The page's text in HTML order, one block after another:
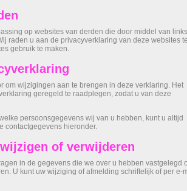
op websites van derden die door middel van
raden u aan de privacyverklaring van deze websites te
gebruik te maken.
om wijzigingen aan te brengen in deze verklaring. Het
geregeld te raadplegen, zodat u van deze
persoonsgegevens wij van u hebben, kunt u altijd
contactgegevens hieronder.
of verwijderen
in de gegevens die we over u hebben vastgelegd
U kunt uw wijziging of afmelding schriftelijk of per e-